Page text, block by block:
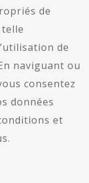
de
de
naviguant ou
consentez
données
et